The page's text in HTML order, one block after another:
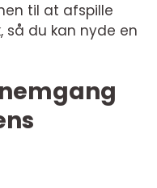
til at afspille
du kan nyde en